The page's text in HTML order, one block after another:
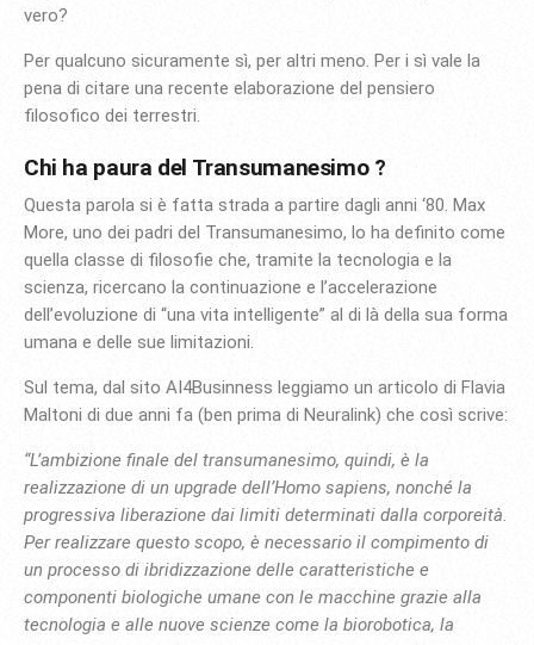
vero?
Per qualcuno sicuramente sì, per altri meno. Per i sì vale la
pena di citare una recente elaborazione del pensiero
filosofico dei terrestri.
Chi ha paura del Transumanesimo ?
Questa parola si è fatta strada a partire dagli anni ‘80. Max
More, uno dei padri del Transumanesimo, lo ha definito come
quella classe di filosofie che, tramite la tecnologia e la
scienza, ricercano la continuazione e l’accelerazione
dell’evoluzione di “una vita intelligente” al di là della sua forma
umana e delle sue limitazioni.
Sul tema, dal sito AI4Businness leggiamo un articolo di Flavia
Maltoni di due anni fa (ben prima di Neuralink) che così scrive:
“L’ambizione finale del transumanesimo, quindi, è la
realizzazione di un upgrade dell’Homo sapiens, nonché la
progressiva liberazione dai limiti determinati dalla corporeità.
Per realizzare questo scopo, è necessario il compimento di
un processo di ibridizzazione delle caratteristiche e
componenti biologiche umane con le macchine grazie alla
tecnologia e alle nuove scienze come la biorobotica, la